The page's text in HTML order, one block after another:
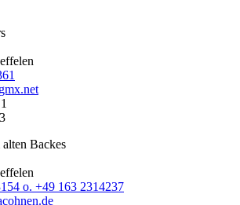
Backes
o. +49 163 2314237